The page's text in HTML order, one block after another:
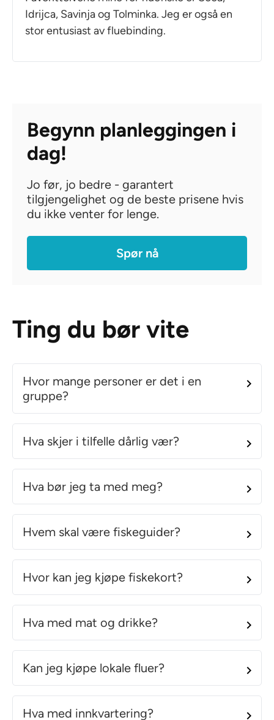
Idrijca, Savinja og Tolminka. Jeg er også en
stor entusiast av fluebinding.
Begynn planleggingen i
dag!
Jo før, jo bedre - garantert
tilgjengelighet og de beste prisene hvis
du ikke venter for lenge.
Spør nå
Ting du bør vite
Hvor mange personer er det i en
gruppe?
Hva skjer i tilfelle dårlig vær?
Hva bør jeg ta med meg?
Hvem skal være fiskeguider?
Hvor kan jeg kjøpe fiskekort?
Hva med mat og drikke?
Kan jeg kjøpe lokale fluer?
Hva med innkvartering?